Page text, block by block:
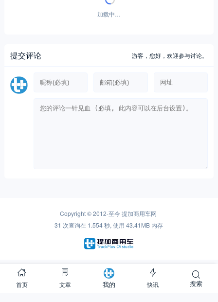
加载中…
提交评论 游客，您好，欢迎参与讨论。
Copyright © 2012-至今提加商用车网
31 次查询在 1.554 秒, 使用 43.41MB 内存
首页 文章 我的 快讯 搜索
Warning: is_readable(): open_basedir restriction in effect. File(redis-cache) is not